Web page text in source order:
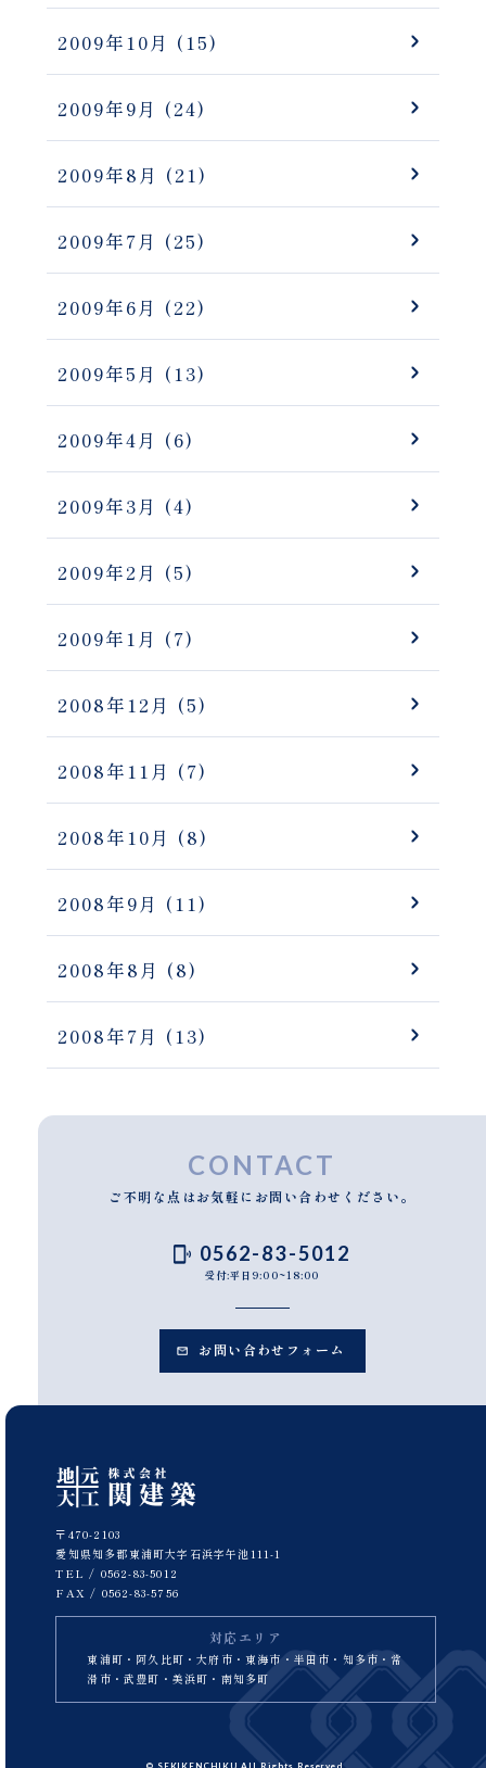
2009年10月 (15)
2009年9月 (24)
2009年8月 (21)
2009年7月 (25)
2009年6月 (22)
2009年5月 (13)
2009年4月 (6)
2009年3月 (4)
2009年2月 (5)
2009年1月 (7)
2008年12月 (5)
2008年11月 (7)
2008年10月 (8)
2008年9月 (11)
2008年8月 (8)
2008年7月 (13)
CONTACT
ご不明な点はお気軽にお問い合わせください。
0562-83-5012
受付:平日9:00~18:00
お問い合わせフォーム
〒470-2103
愛知県知多郡東浦町大字石浜字午池111-1
TEL / 0562-83-5012
FAX / 0562-83-5756
対応エリア
東浦町・阿久比町・大府市・東海市・半田市・知多市・常
滑市・武豊町・美浜町・南知多町